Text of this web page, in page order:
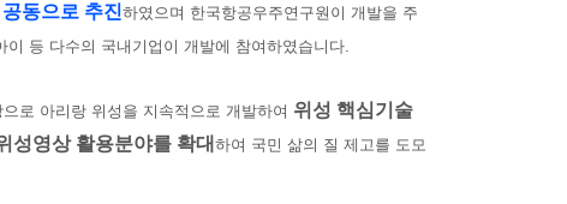
동으로 추진하였으며 한국항공우주연구원이 개발을 주
등 다수의 국내기업이 개발에 참여하였습니다.
로 아리랑 위성을 지속적으로 개발하여 위성 핵심기술
성영상 활용분야를 확대 하여 국민 삶의 질 제고를 도모